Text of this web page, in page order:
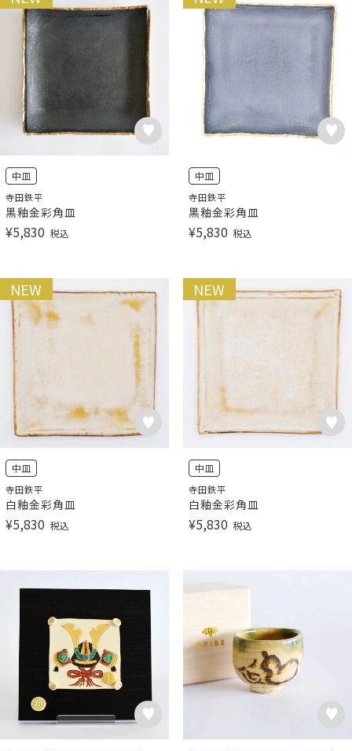
中皿
寺田鉄平
黒釉金彩角皿
¥5,830 税込
中皿
寺田鉄平
黒釉金彩角皿
¥5,830 税込
NEW
中皿
寺田鉄平
白釉金彩角皿
¥5,830 税込
NEW
中皿
寺田鉄平
白釉金彩角皿
¥5,830 税込